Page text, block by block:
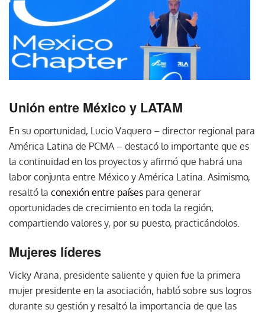
Unión entre México y LATAM
En su oportunidad, Lucio Vaquero – director regional para
América Latina de PCMA – destacó lo importante que es
la continuidad en los proyectos y afirmó que habrá una
labor conjunta entre México y América Latina. Asimismo,
resaltó la conexión entre países para generar
oportunidades de crecimiento en toda la región,
compartiendo valores y, por su puesto, practicándolos.
Mujeres líderes
Vicky Arana, presidente saliente y quien fue la primera
mujer presidente en la asociación, habló sobre sus logros
durante su gestión y resaltó la importancia de que las